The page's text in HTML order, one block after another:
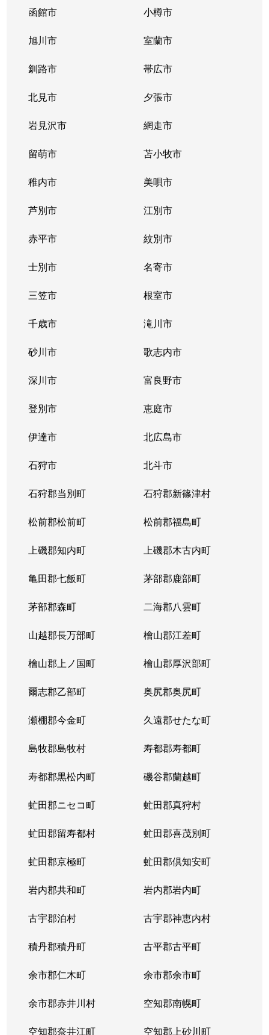
函館市 小樽市
旭川市 室蘭市
釧路市 帯広市
北見市 夕張市
岩見沢市 網走市
留萌市 苫小牧市
稚内市 美唄市
芦別市 江別市
赤平市 紋別市
士別市 名寄市
三笠市 根室市
千歳市 滝川市
砂川市 歌志内市
深川市 富良野市
登別市 恵庭市
伊達市 北広島市
石狩市 北斗市
石狩郡当別町 石狩郡新篠津村
松前郡松前町 松前郡福島町
上磯郡知内町 上磯郡木古内町
亀田郡七飯町 茅部郡鹿部町
茅部郡森町 二海郡八雲町
山越郡長万部町 檜山郡江差町
檜山郡上ノ国町 檜山郡厚沢部町
爾志郡乙部町 奥尻郡奥尻町
瀬棚郡今金町 久遠郡せたな町
島牧郡島牧村 寿都郡寿都町
寿都郡黒松内町 磯谷郡蘭越町
虻田郡ニセコ町 虻田郡真狩村
虻田郡留寿都村 虻田郡喜茂別町
虻田郡京極町 虻田郡倶知安町
岩内郡共和町 岩内郡岩内町
古宇郡泊村 古宇郡神恵内村
積丹郡積丹町 古平郡古平町
余市郡仁木町 余市郡余市町
余市郡赤井川村 空知郡南幌町
空知郡奈井江町 空知郡上砂川町